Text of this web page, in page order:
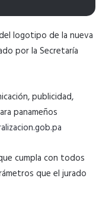
logotipo de la nueva
por la Secretaría
publicidad,
panameños
cumpla con todos
que el jurado